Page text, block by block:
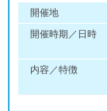
開催地
開催時期／日時
内容／特徴